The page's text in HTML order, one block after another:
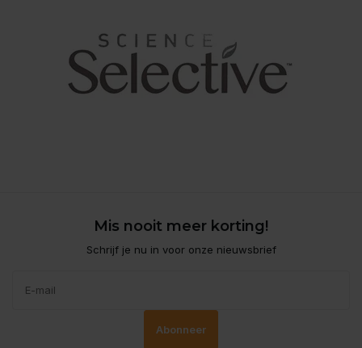
Mis nooit meer korting!
Schrijf je nu in voor onze nieuwsbrief
Abonneer